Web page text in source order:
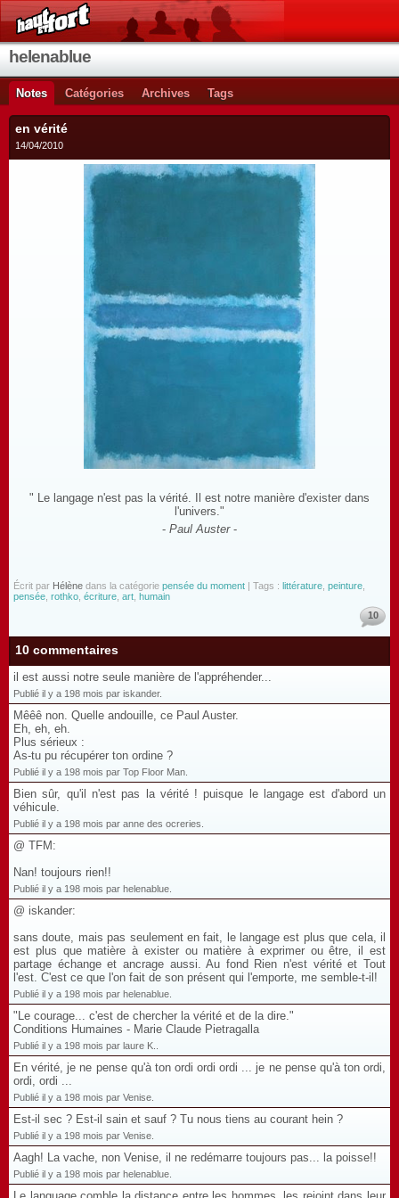
helenablue
Notes Catégories Archives Tags
en vérité
14/04/2010
" Le langage n'est pas la vérité. Il est notre manière d'exister dans
l'univers."
- Paul Auster-
Écrit par Hélène dans la catégorie pensée du moment | Tags : littérature peinture
pensée rothko écriture art humain
10
10 commentaires
il est aussi notre seule manière de l'appréhender...
Publié il y a 198 mois par iskander.
Mêêê non. Quelle andouille, ce Paul Auster.
Eh, eh, eh.
Plus sérieux :
As-tu pu récupérer ton ordine ?
Publié il y a 198 mois par Top Floor Man.
Bien sûr, qu'il n'est pas la vérité ! puisque le langage est d'abord un
véhicule.
Publié il y a 198 mois par anne des ocreries.
@ TFM:
Nan! toujours rien!!
Publié il y a 198 mois par helenablue.
@ iskander:
sans doute, mais pas seulement en fait, le langage est plus que cela, il
est plus que matière à exister ou matière à exprimer ou être, il est
partage échange et ancrage aussi. Au fond Rien n'est vérité et Tout
l'est. C'est ce que l'on fait de son présent qui l'emporte, me semble-t-il!
Publié il y a 198 mois par helenablue.
"Le courage... c'est de chercher la vérité et de la dire."
Conditions Humaines - Marie Claude Pietragalla
Publié il y a 198 mois par laure K..
En vérité, je ne pense qu'à ton ordi ordi ordi ... je ne pense qu'à ton ordi,
ordi, ordi ...
Publié il y a 198 mois par Venise.
Est-il sec ? Est-il sain et sauf ? Tu nous tiens au courant hein ?
Publié il y a 198 mois par Venise.
Aagh! La vache, non Venise, il ne redémarre toujours pas... la poisse!!
Publié il y a 198 mois par helenablue.